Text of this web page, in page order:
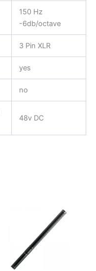
150 Hz
-6db/octave
3 Pin XLR
yes
no
48v DC